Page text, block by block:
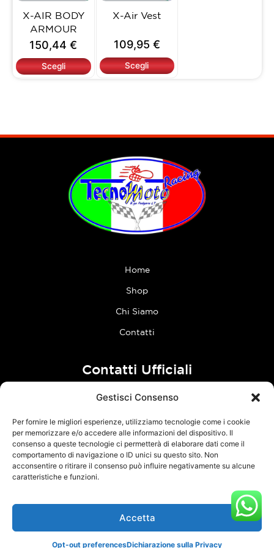
Gestisci Consenso
Per fornire le migliori esperienze, utilizziamo tecnologie come i cookie
per memorizzare e/o accedere alle informazioni del dispositivo. Il
consenso a queste tecnologie ci permetterà di elaborare dati come il
comportamento di navigazione o ID unici su questo sito. Non
acconsentire o ritirare il consenso può influire negativamente su alcune
caratteristiche e funzioni.
Accetta
Opt-out preferencesDichiarazione sulla Privacy
X-AIR BODY
ARMOUR
150,44€
Scegli
opzioni
possono
scelte
nella
pagina
X-Air Vest
109,95 €
Scegli
opzioni
scelte
nella
Home
Shop
Chi Siamo
Contatti
Contatti Ufficiali
Follow Us
F
b
o
I
g
TCM Racing s.r.l.s. – Via Acque Alte, snc – 04100 Latina – P.Iva
03126380595 –Privacy Policy–Cookie Policy